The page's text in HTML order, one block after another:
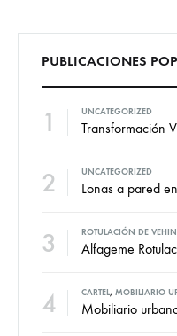
PUBLICACIONES
1 UNCATEGORIZED
2 UNCATEGORIZED
Lonas a pared
3 ROTULACIÓN DE
Alfageme
4 CARTEL, MOBILIARIO
Mobiliario